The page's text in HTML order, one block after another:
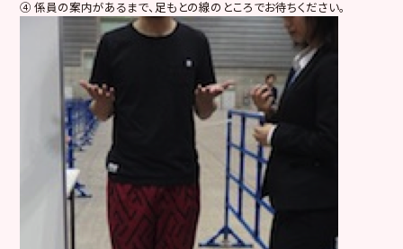
④ 係員の案内があるまで、足もとの線のところでお待ちください。